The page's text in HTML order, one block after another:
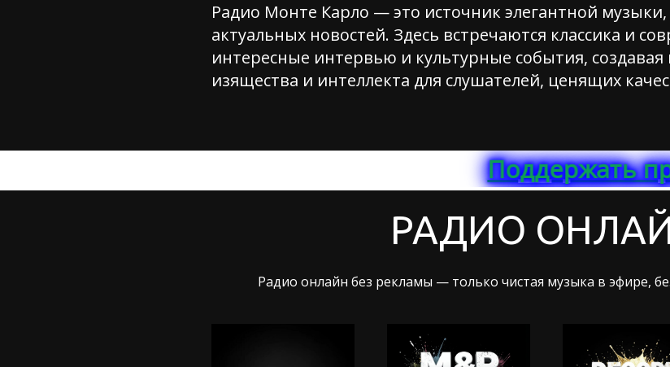
Радио Монте Карло — это источник элегантной
актуальных новостей. Здесь встречаются классика и
интересные интервью и культурные события,
изящества и интеллекта для слушателей, ценящих
Поддержать проект
РАДИО
Радио онлайн без рекламы — только чистая музыка в эфире,